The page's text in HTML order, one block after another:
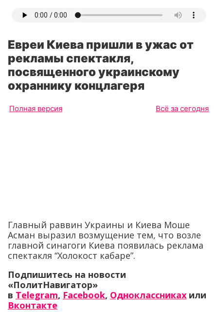
Евреи Киева пришли в ужас от
рекламы спектакля,
посвященного украинскому
охраннику концлагеря
Полная версия Всё за сегодня
Главный раввин Украины и Киева Моше
Асман выразил возмущение тем, что возле
главной синагоги Киева появилась реклама
спектакля “Холокост кабаре”.
Подпишитесь на новости
«ПолитНавигатор»
в Telegram, Facebook, Одноклассниках или
Вконтакте